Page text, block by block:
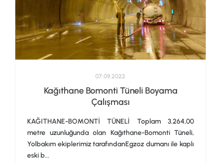
07.09.2022
Kağıthane Bomonti Tüneli Boyama
Çalışması
KAĞITHANE-BOMONTİ TÜNELİ Toplam 3.264,00
metre uzunluğunda olan Kağıthane-Bomonti Tüneli,
Yolbakım ekiplerimiz tarafındanEgzoz dumanı ile kaplı
eski b...